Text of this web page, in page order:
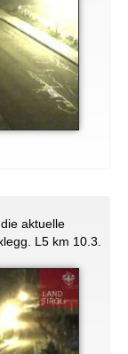
aktuelle
L5 km 10.3.